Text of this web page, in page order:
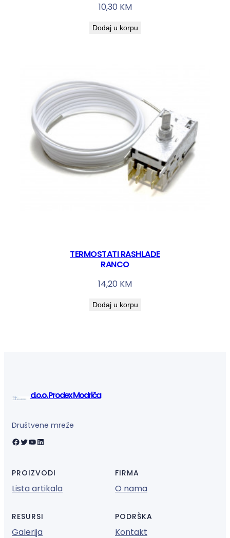
10,30 KM
Dodaj u korpu
TERMOSTATI RASHLADE
RANCO
14,20 KM
Dodaj u korpu
d.o.o. Prodex Modriča
Društvene mreže
Facebook Twitter YouTube LinkedIn
PROIZVODI
Lista artikala
FIRMA
O nama
RESURSI
Galerija
PODRŠKA
Kontakt